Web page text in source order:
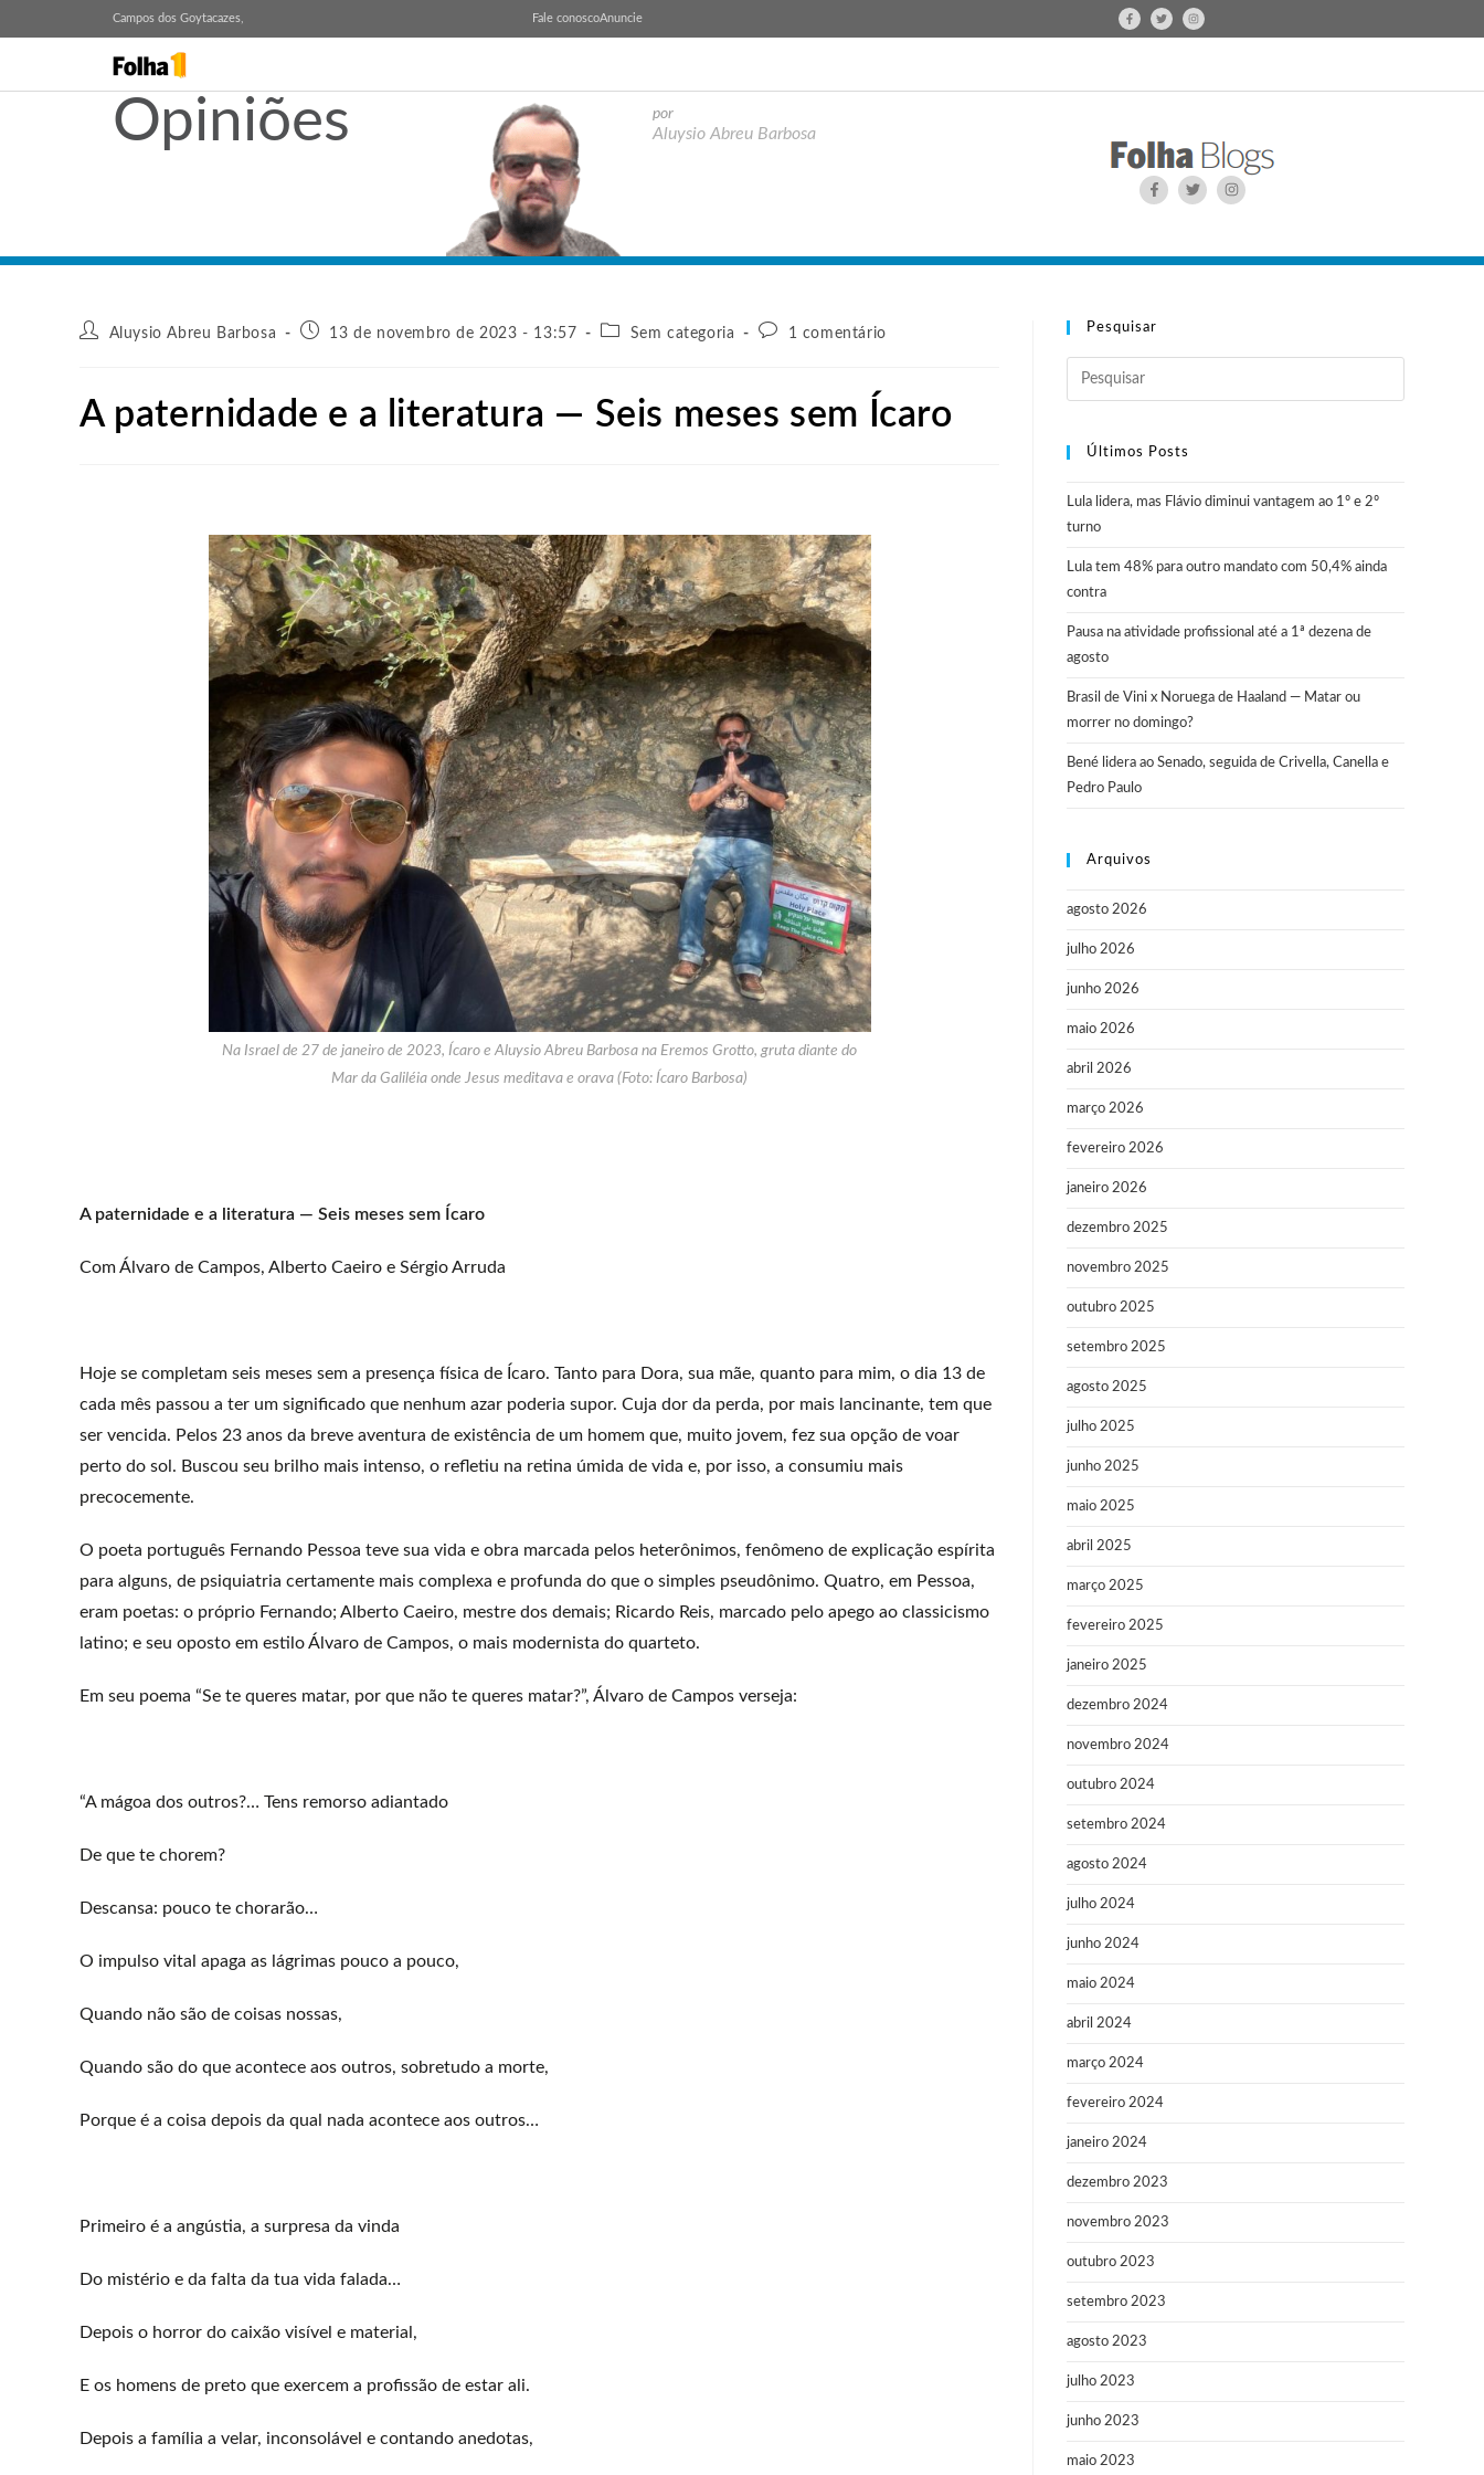
Campos dos Goytacazes, Fale conoscoAnuncie
Opiniões por
Aluysio Abreu Barbosa
Aluysio Abreu Barbosa 13 de novembro de 2023 - 13:57 Sem categoria 1 comentário
A paternidade e a literatura — Seis meses sem Ícaro
Na Israel de 27 de janeiro de 2023, Ícaro e Aluysio Abreu Barbosa na Eremos Grotto, gruta diante do
Mar da Galiléia onde Jesus meditava e orava (Foto: Ícaro Barbosa)
A paternidade e a literatura — Seis meses sem Ícaro
Com Álvaro de Campos, Alberto Caeiro e Sérgio Arruda
Hoje se completam seis meses sem a presença física de Ícaro. Tanto para Dora, sua mãe, quanto para mim, o dia 13 de
cada mês passou a ter um significado que nenhum azar poderia supor. Cuja dor da perda, por mais lancinante, tem que
ser vencida. Pelos 23 anos da breve aventura de existência de um homem que, muito jovem, fez sua opção de voar
perto do sol. Buscou seu brilho mais intenso, o refletiu na retina úmida de vida e, por isso, a consumiu mais
precocemente.
O poeta português Fernando Pessoa teve sua vida e obra marcada pelos heterônimos, fenômeno de explicação espírita
para alguns, de psiquiatria certamente mais complexa e profunda do que o simples pseudônimo. Quatro, em Pessoa,
eram poetas: o próprio Fernando; Alberto Caeiro, mestre dos demais; Ricardo Reis, marcado pelo apego ao classicismo
latino; e seu oposto em estilo Álvaro de Campos, o mais modernista do quarteto.
Em seu poema “Se te queres matar, por que não te queres matar?”, Álvaro de Campos verseja:
“A mágoa dos outros?… Tens remorso adiantado
De que te chorem?
Descansa: pouco te chorarão…
O impulso vital apaga as lágrimas pouco a pouco,
Quando não são de coisas nossas,
Quando são do que acontece aos outros, sobretudo a morte,
Porque é a coisa depois da qual nada acontece aos outros…
Primeiro é a angústia, a surpresa da vinda
Do mistério e da falta da tua vida falada…
Depois o horror do caixão visível e material,
E os homens de preto que exercem a profissão de estar ali.
Depois a família a velar, inconsolável e contando anedotas,
Pesquisar
Últimos Posts
Lula lidera, mas Flávio diminui vantagem ao 1º e 2º
turno
Lula tem 48% para outro mandato com 50,4% ainda
contra
Pausa na atividade profissional até a 1ª dezena de
agosto
Brasil de Vini x Noruega de Haaland — Matar ou
morrer no domingo?
Bené lidera ao Senado, seguida de Crivella, Canella e
Pedro Paulo
Arquivos
agosto 2026
julho 2026
junho 2026
maio 2026
abril 2026
março 2026
fevereiro 2026
janeiro 2026
dezembro 2025
novembro 2025
outubro 2025
setembro 2025
agosto 2025
julho 2025
junho 2025
maio 2025
abril 2025
março 2025
fevereiro 2025
janeiro 2025
dezembro 2024
novembro 2024
outubro 2024
setembro 2024
agosto 2024
julho 2024
junho 2024
maio 2024
abril 2024
março 2024
fevereiro 2024
janeiro 2024
dezembro 2023
novembro 2023
outubro 2023
setembro 2023
agosto 2023
julho 2023
junho 2023
maio 2023